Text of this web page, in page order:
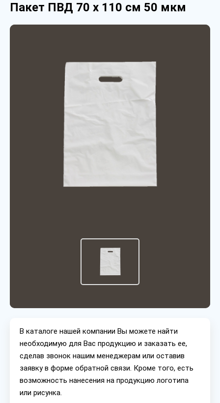
Пакет ПВД 70 х 110 см 50 мкм
В каталоге нашей компании Вы можете найти
необходимую для Вас продукцию и заказать ее,
сделав звонок нашим менеджерам или оставив
заявку в форме обратной связи. Кроме того, есть
возможность нанесения на продукцию логотипа
или рисунка.